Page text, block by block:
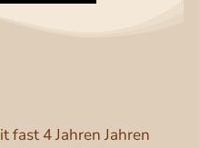
fast 4 Jahren Jahren